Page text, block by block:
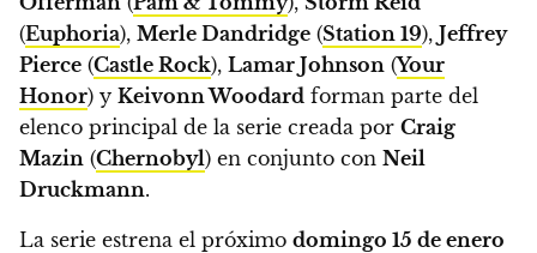
(Euphoria), Merle Dandridge (Station 19), Jeffrey
Pierce (Castle Rock), Lamar Johnson (Your
Honor) y Keivonn Woodard forman parte del
elenco principal de la serie creada por Craig
Mazin (Chernobyl) en conjunto con Neil
Druckmann.
La serie estrena el próximo domingo 15 de enero